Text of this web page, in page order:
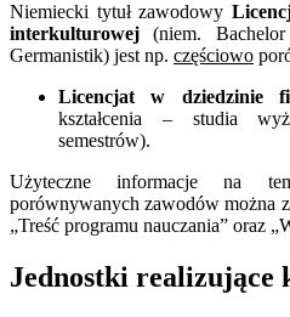
Niemiecki tytuł zawodowy
interkulturowej (niem.
Germanistik) jest np. częściowo
Licencjat w dziedzinie
kształcenia – studia
semestrów).
Użyteczne informacje na
porównywanych zawodów można
„Treść programu nauczania” oraz
Jednostki realizujące